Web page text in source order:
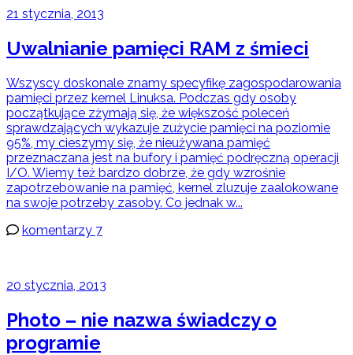
21 stycznia, 2013
Uwalnianie pamięci RAM z śmieci
Wszyscy doskonale znamy specyfikę zagospodarowania
pamięci przez kernel Linuksa. Podczas gdy osoby
początkujące zżymają się, że większość poleceń
sprawdzających wykazuje zużycie pamięci na poziomie
95%, my cieszymy się, że nieużywana pamięć
przeznaczana jest na bufory i pamięć podręczną operacji
I/O. Wiemy też bardzo dobrze, że gdy wzrośnie
zapotrzebowanie na pamięć, kernel zluzuje zaalokowane
na swoje potrzeby zasoby. Co jednak w...
komentarzy 7
20 stycznia, 2013
Photo – nie nazwa świadczy o
programie